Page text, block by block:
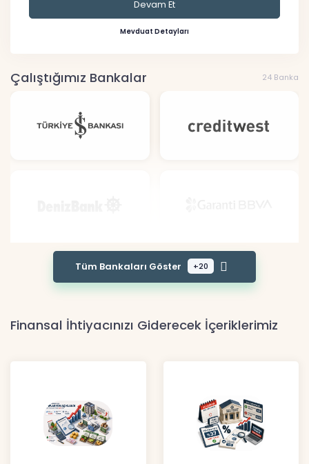
Devam Et
Mevduat Detayları
Çalıştığımız Bankalar 24 Banka
Tüm Bankaları Göster +20
Finansal İhtiyacınızı Giderecek İçeriklerimiz